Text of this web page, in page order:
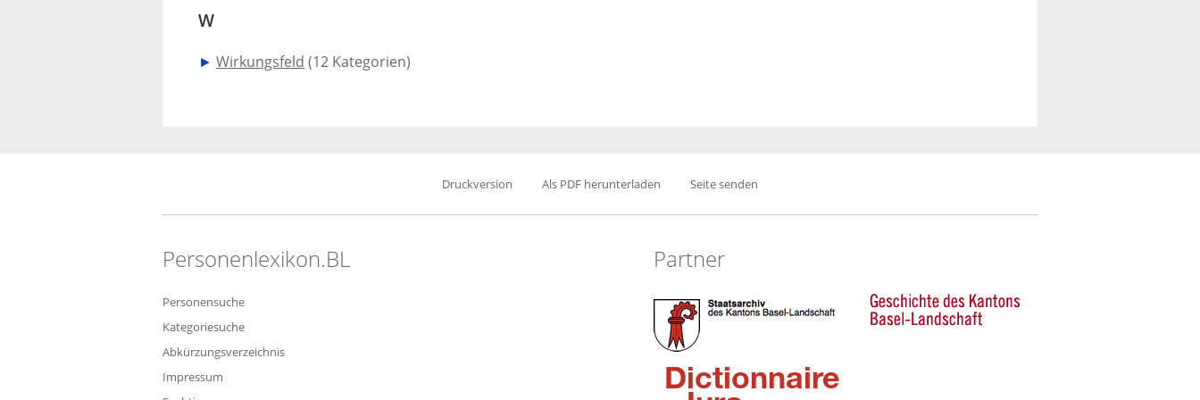
W
► Wirkungsfeld (12 Kategorien)
Druckversion Als PDF herunterladen Seite senden
Personenlexikon.BL
Personensuche
Kategoriesuche
Abkürzungsverzeichnis
Impressum
Partner